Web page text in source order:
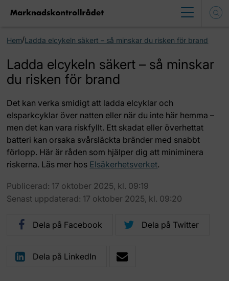
Hem/Ladda elcykeln säkert – så minskar du risken för brand
Ladda elcykeln säkert – så minskar
du risken för brand
Det kan verka smidigt att ladda elcyklar och
elsparkcyklar över natten eller när du inte här hemma –
men det kan vara riskfyllt. Ett skadat eller överhettat
batteri kan orsaka svårsläckta bränder med snabbt
förlopp. Här är råden som hjälper dig att miniminera
riskerna. Läs mer hos Elsäkerhetsverket.
Publicerad: 17 oktober 2025, kl. 09:19
Senast uppdaterad: 17 oktober 2025, kl. 09:20
Dela på Facebook Dela på Twitter
Dela på LinkedIn